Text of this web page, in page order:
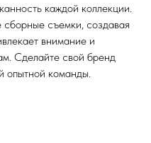
каждой коллекции.
съемки, создавая
внимание и
Сделайте свой бренд
опытной команды.